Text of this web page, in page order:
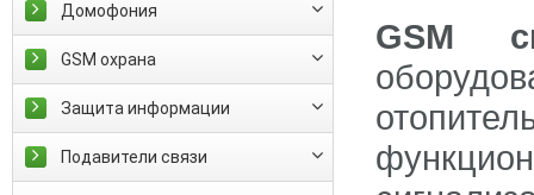
Домофония
GSM охрана
Защита информации
Подавители связи
GSM